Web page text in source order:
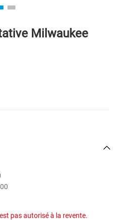
Milwaukee
pas autorisé à la revente.